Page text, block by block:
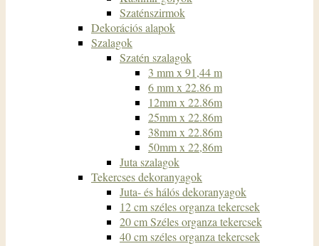
Szaténszirmok
Dekorációs alapok
Szalagok
Szatén szalagok
3 mm x 91,44 m
6 mm x 22.86 m
12mm x 22.86m
25mm x 22.86m
38mm x 22.86m
50mm x 22,86m
Juta szalagok
Tekercses dekoranyagok
Juta- és hálós dekoranyagok
12 cm széles organza tekercsek
20 cm Széles organza tekercsek
40 cm széles organza tekercsek